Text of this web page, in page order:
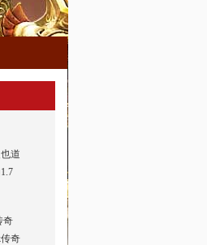
道
奇
奇